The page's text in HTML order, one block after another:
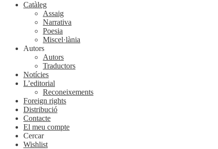
Catàleg
Assaig
Narrativa
Poesia
Miscel·lània
Autors
Autors
Traductors
Notícies
L’editorial
Reconeixements
Foreign rights
Distribució
Contacte
El meu compte
Cercar
Wishlist